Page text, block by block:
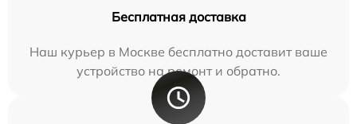
Бесплатная доставка
Наш курьер в Москве бесплатно доставит ваше
устройство на ремонт и обратно.